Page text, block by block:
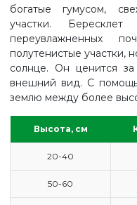
богатые гумусом,
участки.
переувлажненных
полутенистые участки,
солнце. Он ценится
внешний вид. С
землю между более
Высота, см
20-40
50-60